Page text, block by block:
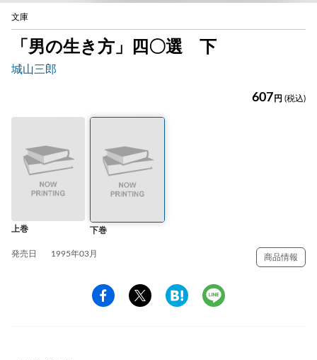
文庫
「男の生き方」四〇選 下
城山三郎
607 円 (税込)
上巻 下巻
発売日 1995年03月 商品情報